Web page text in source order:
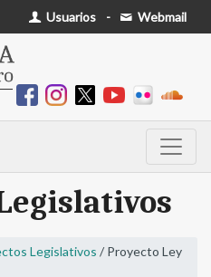
Usuarios - Webmail
Legislativos / Proyecto Ley